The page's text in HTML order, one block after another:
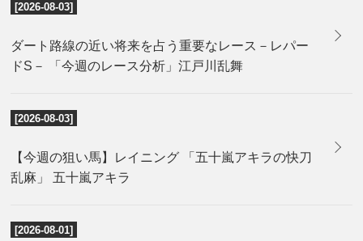
[2026-08-03]
ダート路線の近い将来を占う重要なレース－レパー
ドS－ 「今週のレース分析」江戸川乱舞
[2026-08-03]
【今週の狙い馬】レイニング 「五十嵐アキラの快刀
乱麻」 五十嵐アキラ
[2026-08-01]